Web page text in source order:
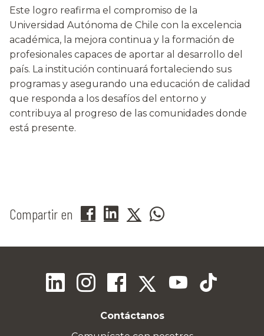
Este logro reafirma el compromiso de la
Universidad Autónoma de Chile con la excelencia
académica, la mejora continua y la formación de
profesionales capaces de aportar al desarrollo del
país. La institución continuará fortaleciendo sus
programas y asegurando una educación de calidad
que responda a los desafíos del entorno y
contribuya al progreso de las comunidades donde
está presente.
Compartir en
Contáctanos